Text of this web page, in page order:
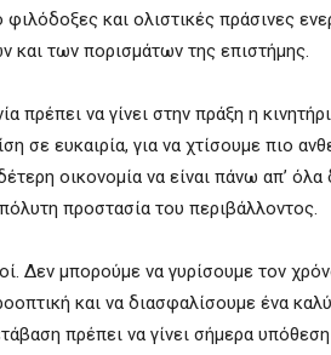
και ολιστικές πράσινες
των πορισμάτων της επιστήμης.
να γίνει στην πράξη η
σε ευκαιρία, για να χτίσουμε πιο
οικονομία να είναι πάνω απ’
προστασία του περιβάλλοντος.
Δεν μπορούμε να γυρίσουμε τον
και να διασφαλίσουμε ένα
πρέπει να γίνει σήμερα